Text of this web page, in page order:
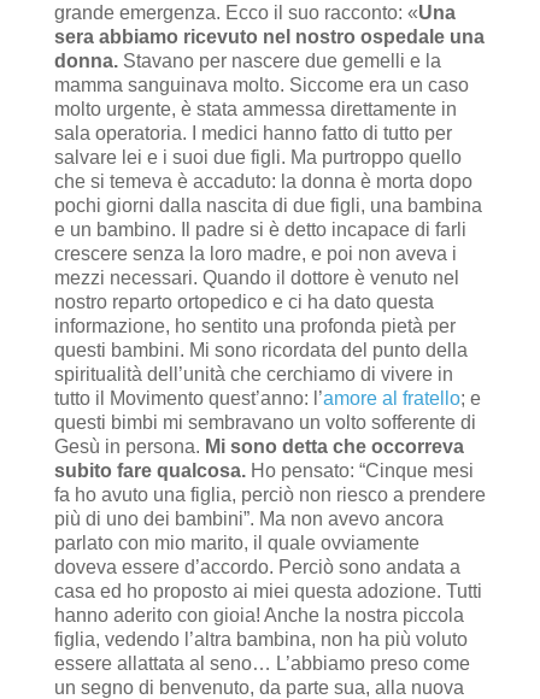
grande emergenza. Ecco il suo racconto: «Una
sera abbiamo ricevuto nel nostro ospedale una
donna.Stavano per nascere due gemelli e la
mamma sanguinava molto. Siccome era un caso
molto urgente, è stata ammessa direttamente in
sala operatoria. I medici hanno fatto di tutto per
salvare lei e i suoi due figli. Ma purtroppo quello
che si temeva è accaduto: la donna è morta dopo
pochi giorni dalla nascita di due figli, una bambina
e un bambino. Il padre si è detto incapace di farli
crescere senza la loro madre, e poi non aveva i
mezzi necessari. Quando il dottore è venuto nel
nostro reparto ortopedico e ci ha dato questa
informazione, ho sentito una profonda pietà per
questi bambini. Mi sono ricordata del punto della
spiritualità dell’unità che cerchiamo di vivere in
tutto il Movimento quest’anno: l’amore al fratello; e
questi bimbi mi sembravano un volto sofferente di
Gesù in persona. Mi sono detta che occorreva
subito fare qualcosa.Ho pensato: “Cinque mesi
fa ho avuto una figlia, perciò non riesco a prendere
più di uno dei bambini”. Ma non avevo ancora
parlato con mio marito, il quale ovviamente
doveva essere d’accordo. Perciò sono andata a
casa ed ho proposto ai miei questa adozione. Tutti
hanno aderito con gioia! Anche la nostra piccola
figlia, vedendo l’altra bambina, non ha più voluto
essere allattata al seno… L’abbiamo preso come
un segno di benvenuto, da parte sua, alla nuova